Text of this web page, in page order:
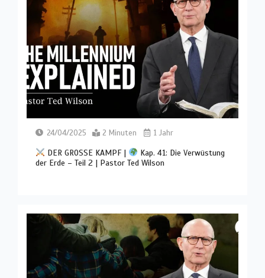
24/04/2025 2 Minuten 1 Jahr
DER GROSSE KAMPF |
Kap. 41: Die Verwüstung
der Erde – Teil 2 | Pastor Ted Wilson